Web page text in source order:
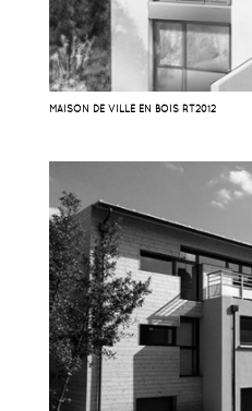
MAISON DE VILLE EN BOIS RT2012